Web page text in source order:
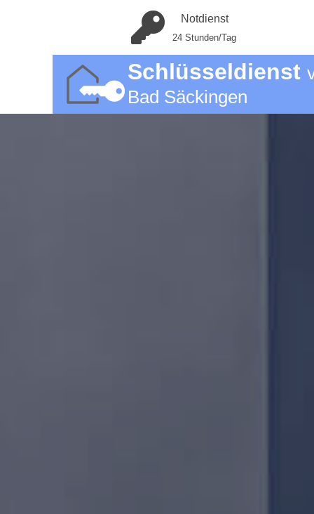
Notdienst
24 Stunden/Tag
Schlüsseldienst
Bad Säckingen